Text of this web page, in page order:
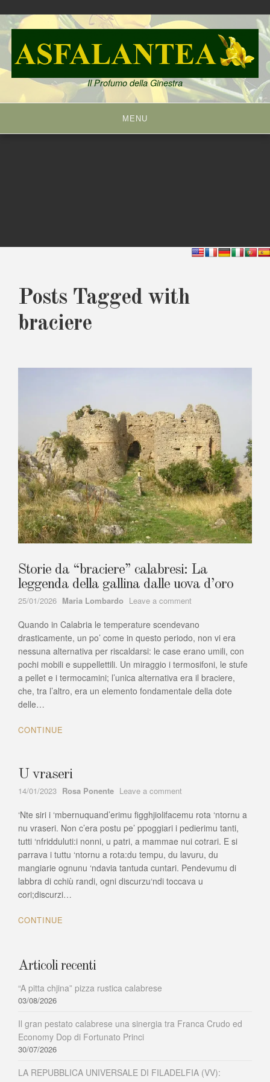
Skip
to
content
Il Profumo della Ginestra
MENU
Posts Tagged with
braciere
Storie da “braciere” calabresi: La
leggenda della gallina dalle uova d’oro
25/01/2026 Author
Maria Lombardo Leave a comment
da
“braciere”
calabresi:
leggenda
della
gallina
Quando in Calabria le temperature scendevano
drasticamente, un po’ come in questo periodo, non vi era
nessuna alternativa per riscaldarsi: le case erano umili, con
pochi mobili e suppellettili. Un miraggio i termosifoni, le stufe
a pellet e i termocamini; l’unica alternativa era il braciere,
che, tra l’altro, era un elemento fondamentale della dote
delle…
CONTINUE
U vraseri
14/01/2023 Author
Rosa Ponente Leave a comment
vraseri
‘Nte siri i ‘mbernuquand’erimu figghjiolifacemu rota ‘ntornu a
nu vraseri. Non c’era postu pe’ ppoggiari i pedierimu tanti,
tutti ‘nfridduluti:i nonni, u patri, a mammae nui cotrari. E si
parrava i tuttu ‘ntornu a rota:du tempu, du lavuru, du
mangiarie ognunu ‘ndavia tantuda cuntari. Pendevumu di
labbra di cchiù randi, ogni discurzu‘ndi toccava u
cori;discurzi…
CONTINUE
Articoli recenti
“A pitta chjina” pizza rustica calabrese
03/08/2026
Il gran pestato calabrese una sinergia tra Franca Crudo ed
Economy Dop di Fortunato Princi
30/07/2026
LA REPUBBLICA UNIVERSALE DI FILADELFIA (VV):